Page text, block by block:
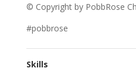
© Copyright by PobbRose
#pobbrose
Skills